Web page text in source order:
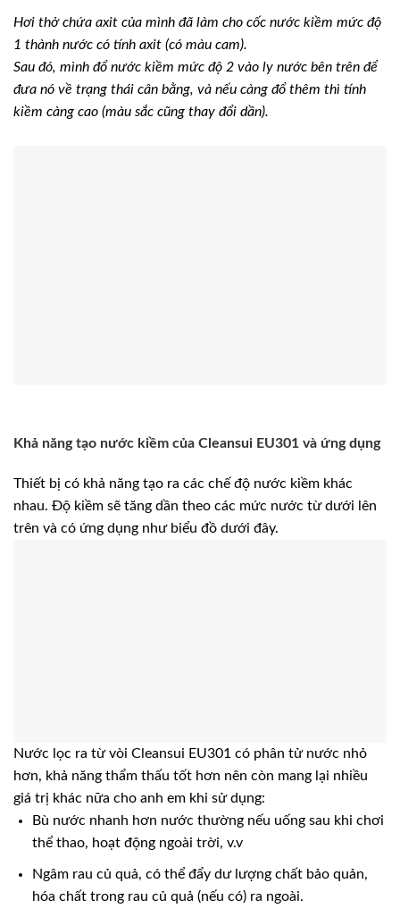
Hơi thở chứa axit của mình đã làm cho cốc nước kiềm mức độ
1 thành nước có tính axit (có màu cam).
Sau đó, mình đổ nước kiềm mức độ 2 vào ly nước bên trên để
đưa nó về trạng thái cân bằng, và nếu càng đổ thêm thì tính
kiềm càng cao (màu sắc cũng thay đổi dần).
Khả năng tạo nước kiềm của Cleansui EU301 và ứng dụng
Thiết bị có khả năng tạo ra các chế độ nước kiềm khác
nhau. Độ kiềm sẽ tăng dần theo các mức nước từ dưới lên
trên và có ứng dụng như biểu đồ dưới đây.
Nước lọc ra từ vòi Cleansui EU301 có phân tử nước nhỏ
hơn, khả năng thẩm thấu tốt hơn nên còn mang lại nhiều
giá trị khác nữa cho anh em khi sử dụng:
Bù nước nhanh hơn nước thường nếu uống sau khi chơi
thể thao, hoạt động ngoài trời, v.v
Ngâm rau củ quả, có thể đẩy dư lượng chất bảo quản,
hóa chất trong rau củ quả (nếu có) ra ngoài.